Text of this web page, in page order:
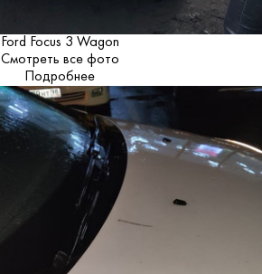
Ford Focus 3 Wagon
Смотреть все фото
Подробнее